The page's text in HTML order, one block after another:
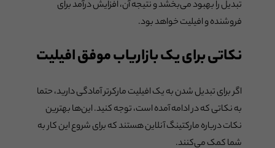
تبدیل را بهبود می‌بخشد و نتیجه آن، افزایش درآمد برای
فروشنده و افیلیت خواهد بود.
نکاتی برای یک بازاریاب موفق افیلیت
اگر برای تبدیل شدن به یک افیلیت مارکرتر آمادگی دارید، حتما
به نکاتی که در ادامه آمده است، توجه کنید. این‌ها بهترین
نکات درباره مارکتینگ آنلاین هستند که برای شروع این کار به
شما کمک می‌کنند.